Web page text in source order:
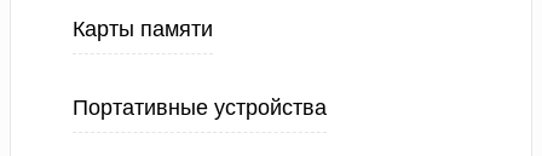
Карты памяти
Портативные устройства